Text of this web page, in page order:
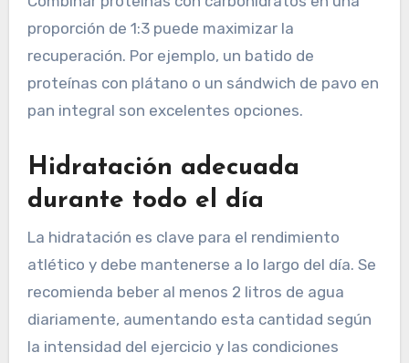
proporción de 1:3 puede maximizar la
recuperación. Por ejemplo, un batido de
proteínas con plátano o un sándwich de pavo en
pan integral son excelentes opciones.
Hidratación adecuada
durante todo el día
La hidratación es clave para el rendimiento
atlético y debe mantenerse a lo largo del día. Se
recomienda beber al menos 2 litros de agua
diariamente, aumentando esta cantidad según
la intensidad del ejercicio y las condiciones